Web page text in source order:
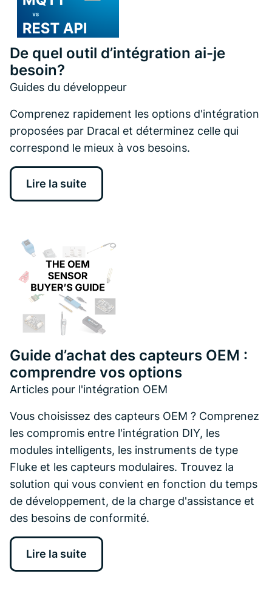
De quel outil d’intégration ai-je
besoin?
Guides du développeur
Comprenez rapidement les options d'intégration
proposées par Dracal et déterminez celle qui
correspond le mieux à vos besoins.
Lire la suite
Guide d’achat des capteurs OEM :
comprendre vos options
Articles pour l'intégration OEM
Vous choisissez des capteurs OEM ? Comprenez
les compromis entre l'intégration DIY, les
modules intelligents, les instruments de type
Fluke et les capteurs modulaires. Trouvez la
solution qui vous convient en fonction du temps
de développement, de la charge d'assistance et
des besoins de conformité.
Lire la suite